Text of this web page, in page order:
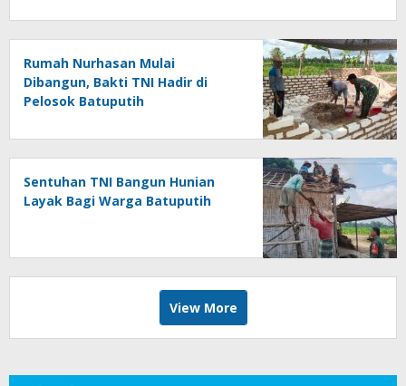
Rumah Nurhasan Mulai
Dibangun, Bakti TNI Hadir di
Pelosok Batuputih
Sentuhan TNI Bangun Hunian
Layak Bagi Warga Batuputih
View More